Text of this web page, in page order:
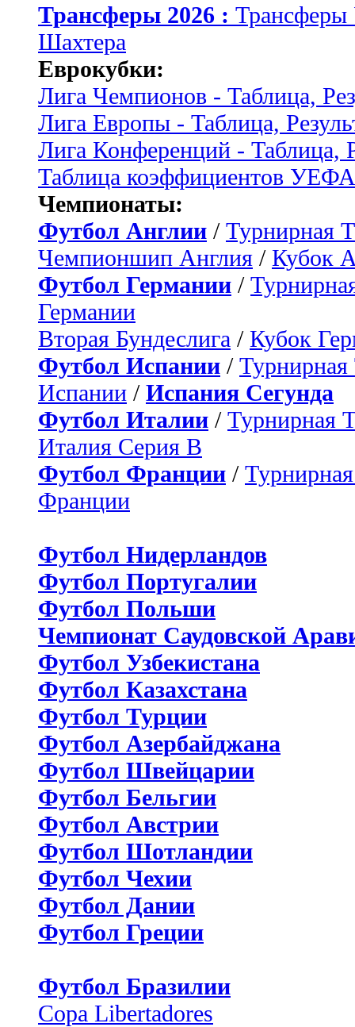
Трансферы 2026 :
Шахтера
Еврокубки:
Лига Чемпионов - Таблица,
Лига Европы - Таблица,
Лига Конференций - Таблица,
Таблица коэффициентов УЕФА
Чемпионаты:
Футбол Англии / Турнирная
Чемпионшип Англия / Кубок
Футбол Германии /
Германии
Вторая Бундеслига / Кубок
Футбол Испании / Турнирная
Испании / Испания Сегунда
Футбол Италии / Турнирная
Италия Серия B
Футбол Франции /
Франции
Футбол Нидерландов
Футбол Португалии
Футбол Польши
Чемпионат Саудовской
Футбол Узбекистана
Футбол Казахстана
Футбол Турции
Футбол Азербайджана
Футбол Швейцарии
Футбол Бельгии
Футбол Австрии
Футбол Шотландии
Футбол Чехии
Футбол Дании
Футбол Греции
Футбол Бразилии
Copa Libertadores